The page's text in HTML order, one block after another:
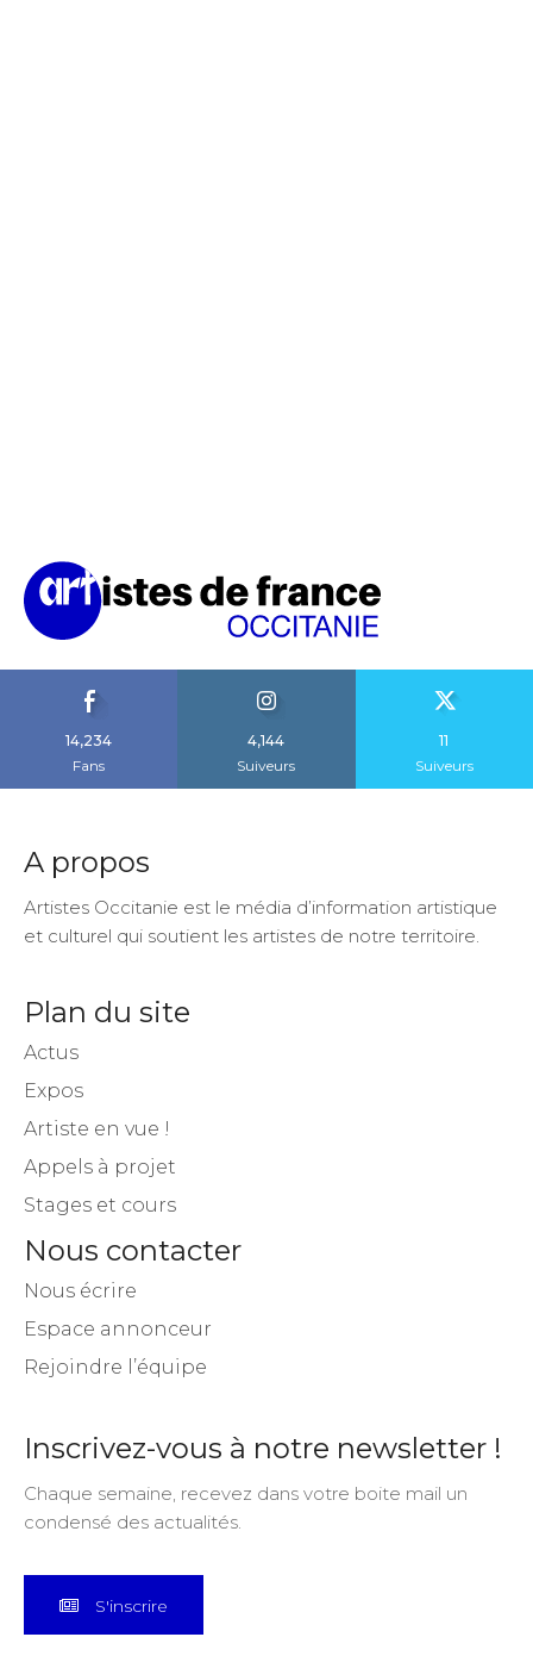
14,234
Fans
4,144
Suiveurs
11
Suiveurs
A propos
Artistes Occitanie est le média d’information artistique
et culturel qui soutient les artistes de notre territoire.
Plan du site
Actus
Expos
Artiste en vue !
Appels à projet
Stages et cours
Nous contacter
Nous écrire
Espace annonceur
Rejoindre l’équipe
Inscrivez-vous à notre newsletter !
Chaque semaine, recevez dans votre boite mail un
condensé des actualités.
S'inscrire